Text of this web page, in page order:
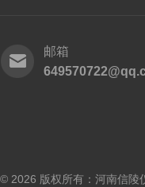
邮箱
© 2026 版权所有：河南信陵